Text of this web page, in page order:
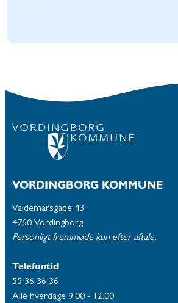
VORDINGBORG KOMMUNE
Valdemarsgade 43
4760 Vordingborg
Personligt fremmøde kun efter aftale.
Telefontid
55 36 36 36
Alle hverdage 9.00 - 12.00